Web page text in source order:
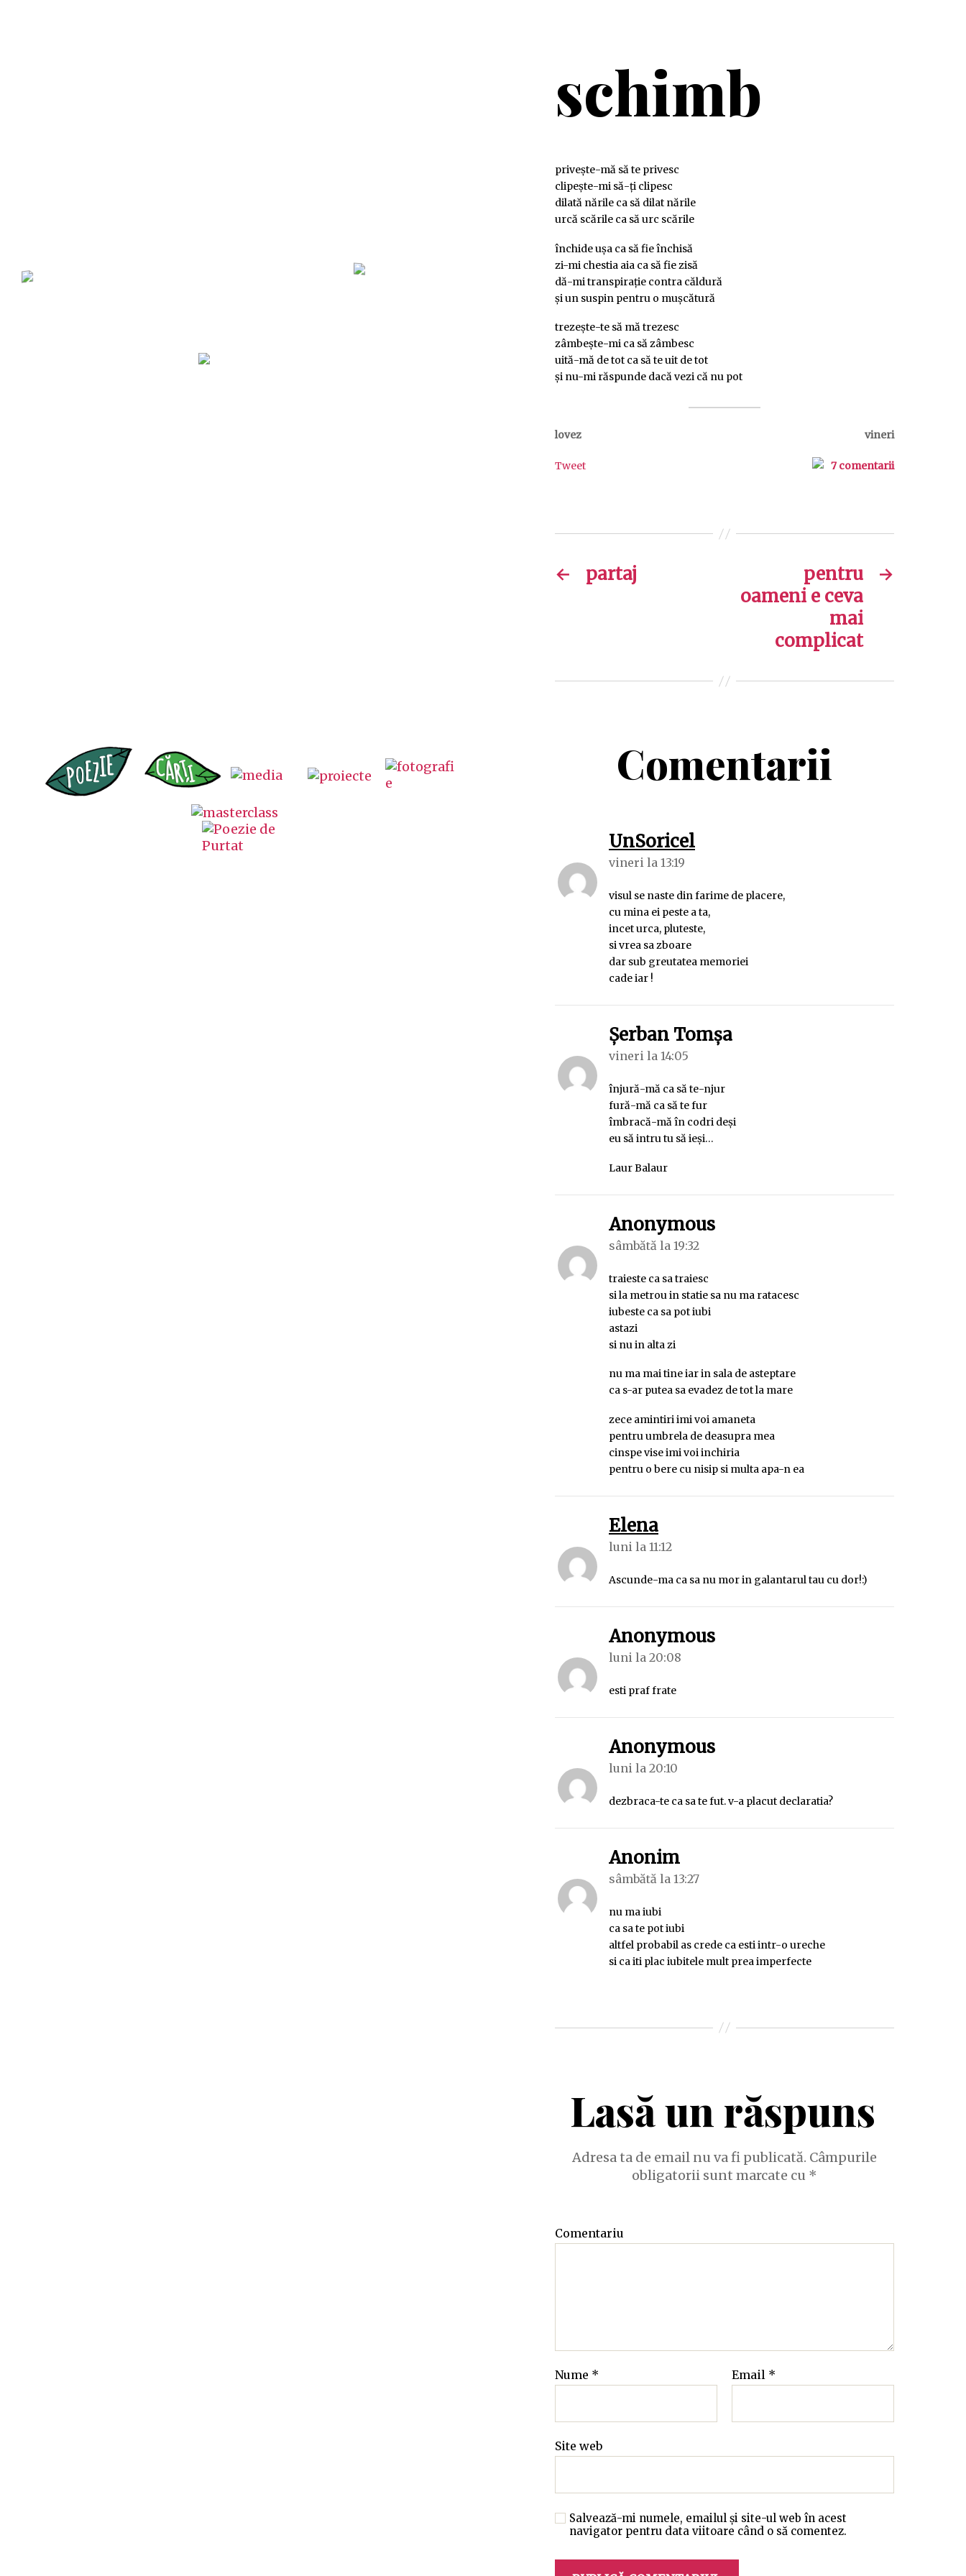
schimb
priveşte-mă să te privesc
clipeşte-mi să-ţi clipesc
dilată nările ca să dilat nările
urcă scările ca să urc scările
închide uşa ca să fie închisă
zi-mi chestia aia ca să fie zisă
dă-mi transpiraţie contra căldură
şi un suspin pentru o muşcătură
trezeşte-te să mă trezesc
zâmbeşte-mi ca să zâmbesc
uită-mă de tot ca să te uit de tot
şi nu-mi răspunde dacă vezi că nu pot
lovez vineri
Tweet 7 comentarii
← partaj →
pentru
oameni e ceva
mai
complicat
Comentarii
UnSoricelspune:
vineri la 13:19
visul se naste din farime de placere,
cu mina ei peste a ta,
incet urca, pluteste,
si vrea sa zboare
dar sub greutatea memoriei
cade iar !
Şerban Tomşaspune:
vineri la 14:05
înjură-mă ca să te-njur
fură-mă ca să te fur
îmbracă-mă în codri deşi
eu să intru tu să ieşi…
Laur Balaur
Anonymousspune:
sâmbătă la 19:32
traieste ca sa traiesc
si la metrou in statie sa nu ma ratacesc
iubeste ca sa pot iubi
astazi
si nu in alta zi
nu ma mai tine iar in sala de asteptare
ca s-ar putea sa evadez de tot la mare
zece amintiri imi voi amaneta
pentru umbrela de deasupra mea
cinspe vise imi voi inchiria
pentru o bere cu nisip si multa apa-n ea
Elenaspune:
luni la 11:12
Ascunde-ma ca sa nu mor in galantarul tau cu dor!:)
Anonymousspune:
luni la 20:08
esti praf frate
Anonymousspune:
luni la 20:10
dezbraca-te ca sa te fut. v-a placut declaratia?
Anonimspune:
sâmbătă la 13:27
nu ma iubi
ca sa te pot iubi
altfel probabil as crede ca esti intr-o ureche
si ca iti plac iubitele mult prea imperfecte
Lasă un răspuns
Adresa ta de email nu va fi publicată. Câmpurile
obligatorii sunt marcate cu *
Comentariu
Nume * Email *
Site web
Salvează-mi numele, emailul și site-ul web în acest
navigator pentru data viitoare când o să comentez.